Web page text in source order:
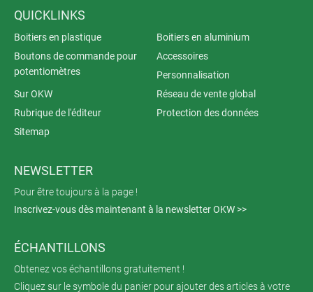
QUICKLINKS
Boitiers en plastique
Boitiers en aluminium
Boutons de commande pour
potentiomètres
Accessoires
Personnalisation
Sur OKW
Réseau de vente global
Rubrique de l'éditeur
Protection des données
Sitemap
NEWSLETTER
Pour être toujours à la page !
Inscrivez-vous dès maintenant à la newsletter OKW >>
ÉCHANTILLONS
Obtenez vos échantillons gratuitement !
Cliquez sur le symbole du panier pour ajouter des articles à votre